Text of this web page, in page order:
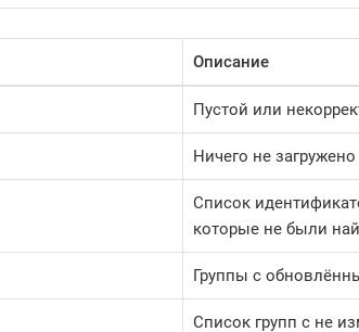
Описание
Пустой или
Ничего не загружено
Список
которые не были
Группы с
Список групп с не